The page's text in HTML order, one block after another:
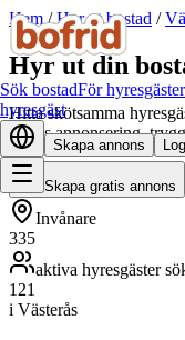
Sök bostadFör hyresgäster
hyresgäst
Skapa annons
Hem/Hyr ut bostad /
Hyr ut din
Hitta skötsamma
Gratis annonsering,
Skapa gratis annons
Invånare
335
aktiva hyresgäster
121
i Västerås